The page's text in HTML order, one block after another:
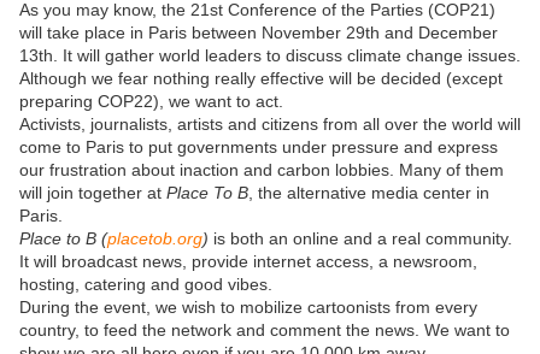
As you may know, the 21st Conference of the Parties (COP21)
will take place in Paris between November 29th and December
13th. It will gather world leaders to discuss climate change issues.
Although we fear nothing really effective will be decided (except
preparing COP22), we want to act.
Activists, journalists, artists and citizens from all over the world will
come to Paris to put governments under pressure and express
our frustration about inaction and carbon lobbies. Many of them
will join together at Place To B , the alternative media center in
Paris.
Place to B (placetob.org) is both an online and a real community.
It will broadcast news, provide internet access, a newsroom,
hosting, catering and good vibes.
During the event, we wish to mobilize cartoonists from every
country, to feed the network and comment the news. We want to